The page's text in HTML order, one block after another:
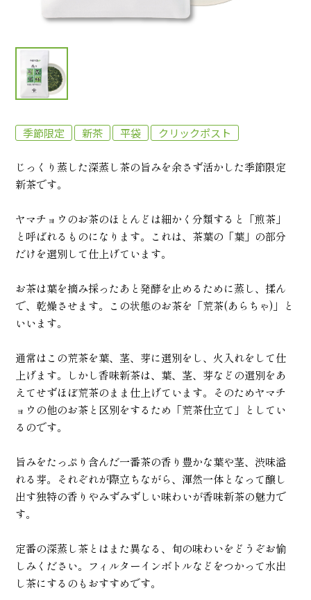
季節限定 新茶 平袋 クリックポスト
じっくり蒸した深蒸し茶の旨みを余さず活かした季節限定
新茶です。
ヤマチョウのお茶のほとんどは細かく分類すると「煎茶」
と呼ばれるものになります。これは、茶葉の「葉」の部分
だけを選別して仕上げています。
お茶は葉を摘み採ったあと発酵を止めるために蒸し、揉ん
で、乾燥させます。この状態のお茶を「荒茶(あらちゃ)」と
いいます。
通常はこの荒茶を葉、茎、芽に選別をし、火入れをして仕
上げます。しかし香味新茶は、葉、茎、芽などの選別をあ
えてせずほぼ荒茶のまま仕上げています。そのためヤマチ
ョウの他のお茶と区別をするため「荒茶仕立て」としてい
るのです。
旨みをたっぷり含んだ一番茶の香り豊かな葉や茎、渋味溢
れる芽。それぞれが際立ちながら、渾然一体となって醸し
出す独特の香りやみずみずしい味わいが香味新茶の魅力で
す。
定番の深蒸し茶とはまた異なる、旬の味わいをどうぞお愉
しみください。フィルターインボトルなどをつかって水出
し茶にするのもおすすめです。